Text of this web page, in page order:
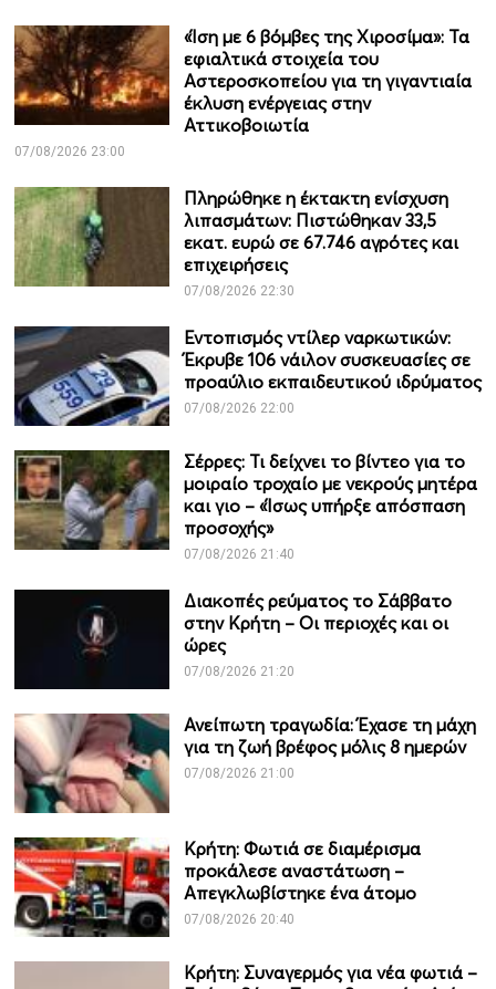
«Ίση με 6 βόμβες της Χιροσίμα»: Τα
εφιαλτικά στοιχεία του
Αστεροσκοπείου για τη γιγαντιαία
έκλυση ενέργειας στην
Αττικοβοιωτία
07/08/2026 23:00
Πληρώθηκε η έκτακτη ενίσχυση
λιπασμάτων: Πιστώθηκαν 33,5
εκατ. ευρώ σε 67.746 αγρότες και
επιχειρήσεις
07/08/2026 22:30
Εντοπισμός ντίλερ ναρκωτικών:
Έκρυβε 106 νάιλον συσκευασίες σε
προαύλιο εκπαιδευτικού ιδρύματος
07/08/2026 22:00
Σέρρες: Τι δείχνει το βίντεο για το
μοιραίο τροχαίο με νεκρούς μητέρα
και γιο – «Ίσως υπήρξε απόσπαση
προσοχής»
07/08/2026 21:40
Διακοπές ρεύματος το Σάββατο
στην Κρήτη – Οι περιοχές και οι
ώρες
07/08/2026 21:20
Ανείπωτη τραγωδία: Έχασε τη μάχη
για τη ζωή βρέφος μόλις 8 ημερών
07/08/2026 21:00
Κρήτη: Φωτιά σε διαμέρισμα
προκάλεσε αναστάτωση –
Απεγκλωβίστηκε ένα άτομο
07/08/2026 20:40
Κρήτη: Συναγερμός για νέα φωτιά –